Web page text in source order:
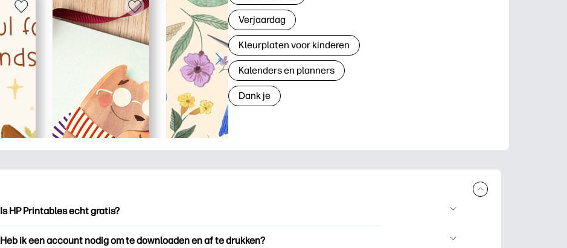
Verjaardag
Kleurplaten voor kinderen
Kalenders en planners
Dank je
Is HP Printables echt gratis?
Heb ik een account nodig om te downloaden en af te drukken?